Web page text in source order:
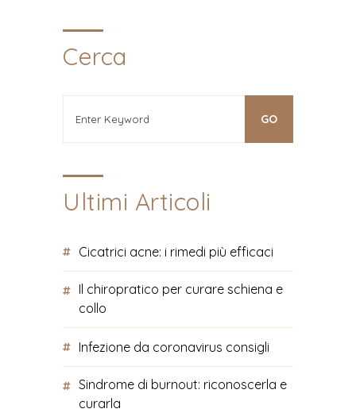
Cerca
Ultimi Articoli
Cicatrici acne: i rimedi più efficaci
Il chiropratico per curare schiena e
collo
Infezione da coronavirus consigli
Sindrome di burnout: riconoscerla e
curarla